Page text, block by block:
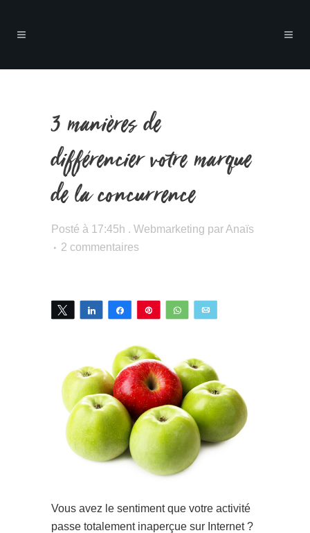
3 manières de
différencier votre marque
de la concurrence
Posté à 17:45h . Webmarketing parAnaïs
2 commentaires
Tweetez Partagez Partagez Épingle WhatsApp
Vous avez le sentiment que votre activité
passe totalement inaperçue sur Internet ?